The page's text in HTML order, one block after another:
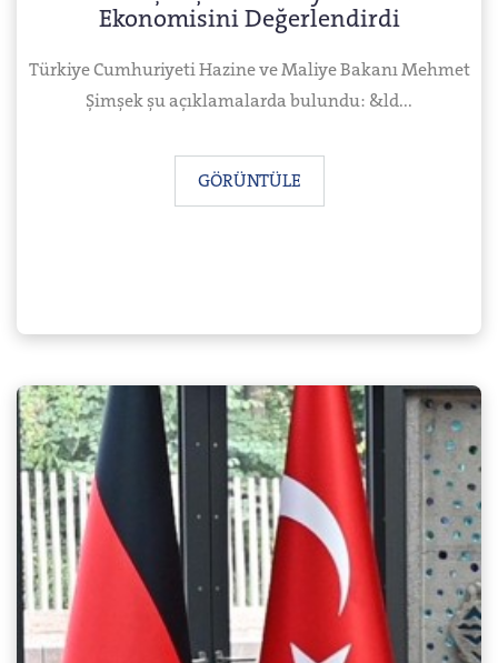
Ekonomisini Değerlendirdi
Türkiye Cumhuriyeti Hazine ve Maliye Bakanı Mehmet
Şimşek şu açıklamalarda bulundu: &ld...
GÖRÜNTÜLE